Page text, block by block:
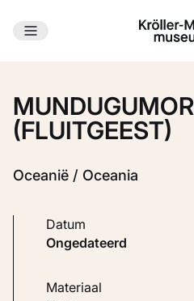
Ga naar hoofdinhoud
MUNDUGUMOR
(FLUITGEEST)
Oceanië / Oceania
Datum
ongedateerd
Materiaal